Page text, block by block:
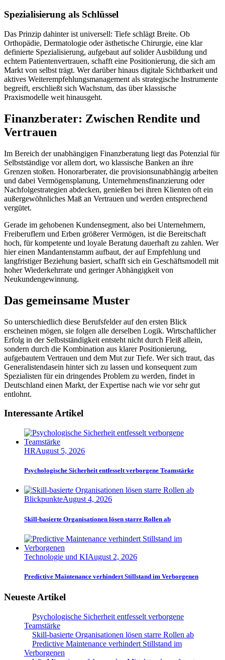
Spezialisierung als Schlüssel
Das Prinzip dahinter ist universell: Tiefe schlägt Breite. Ob
Orthopädie, Dermatologie oder ästhetische Chirurgie, eine klar
definierte Spezialisierung, aufgebaut auf solider Ausbildung und
echtem Patientenvertrauen, schafft eine Positionierung, die sich am
Markt von selbst trägt. Wer darüber hinaus digitale Sichtbarkeit und
aktives Weiterempfehlungsmanagement als strategische Instrumente
begreift, erschließt sich Wachstum, das über klassische
Praxismodelle weit hinausgeht.
Finanzberater: Zwischen Rendite und
Vertrauen
Im Bereich der unabhängigen Finanzberatung liegt das Potenzial für
Selbstständige vor allem dort, wo klassische Banken an ihre
Grenzen stoßen. Honorarberater, die provisionsunabhängig arbeiten
und dabei Vermögensplanung, Unternehmensfinanzierung oder
Nachfolgestrategien abdecken, genießen bei ihren Klienten oft ein
außergewöhnliches Maß an Vertrauen und werden entsprechend
vergütet.
Gerade im gehobenen Kundensegment, also bei Unternehmern,
Freiberuflern und Erben größerer Vermögen, ist die Bereitschaft
hoch, für kompetente und loyale Beratung dauerhaft zu zahlen. Wer
hier einen Mandantenstamm aufbaut, der auf Empfehlung und
langfristiger Beziehung basiert, schafft sich ein Geschäftsmodell mit
hoher Wiederkehrrate und geringer Abhängigkeit von
Neukundengewinnung.
Das gemeinsame Muster
So unterschiedlich diese Berufsfelder auf den ersten Blick
erscheinen mögen, sie folgen alle derselben Logik. Wirtschaftlicher
Erfolg in der Selbstständigkeit entsteht nicht durch Fleiß allein,
sondern durch die Kombination aus klarer Positionierung,
aufgebautem Vertrauen und dem Mut zur Tiefe. Wer sich traut, das
Generalistendasein hinter sich zu lassen und konsequent zum
Spezialisten für ein dringendes Problem zu werden, findet in
Deutschland einen Markt, der Expertise nach wie vor sehr gut
entlohnt.
Interessante Artikel
HRAugust 5, 2026
Psychologische Sicherheit entfesselt verborgene Teamstärke
BlickpunkteAugust 4, 2026
Skill-basierte Organisationen lösen starre Rollen ab
Technologie und KIAugust 2, 2026
Predictive Maintenance verhindert Stillstand im Verborgenen
Neueste Artikel
Psychologische Sicherheit entfesselt verborgene
Teamstärke
Skill-basierte Organisationen lösen starre Rollen ab
Predictive Maintenance verhindert Stillstand im
Verborgenen